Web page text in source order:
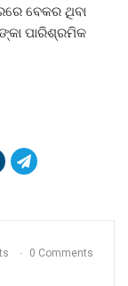
ବେକର ଥିବା
ପାରିଶ୍ରମିକ
0 Comments